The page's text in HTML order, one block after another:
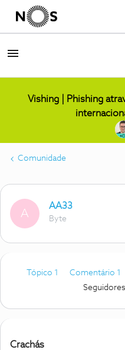
Vishing | Phishing
Comunidade
A
AA33
Byte
Tópico 1 Comentário 1
Seguidores
Crachás